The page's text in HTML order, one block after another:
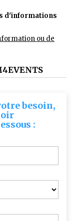
d'informations
ou de
besoin,
: